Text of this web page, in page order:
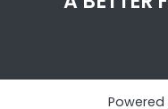
Powered